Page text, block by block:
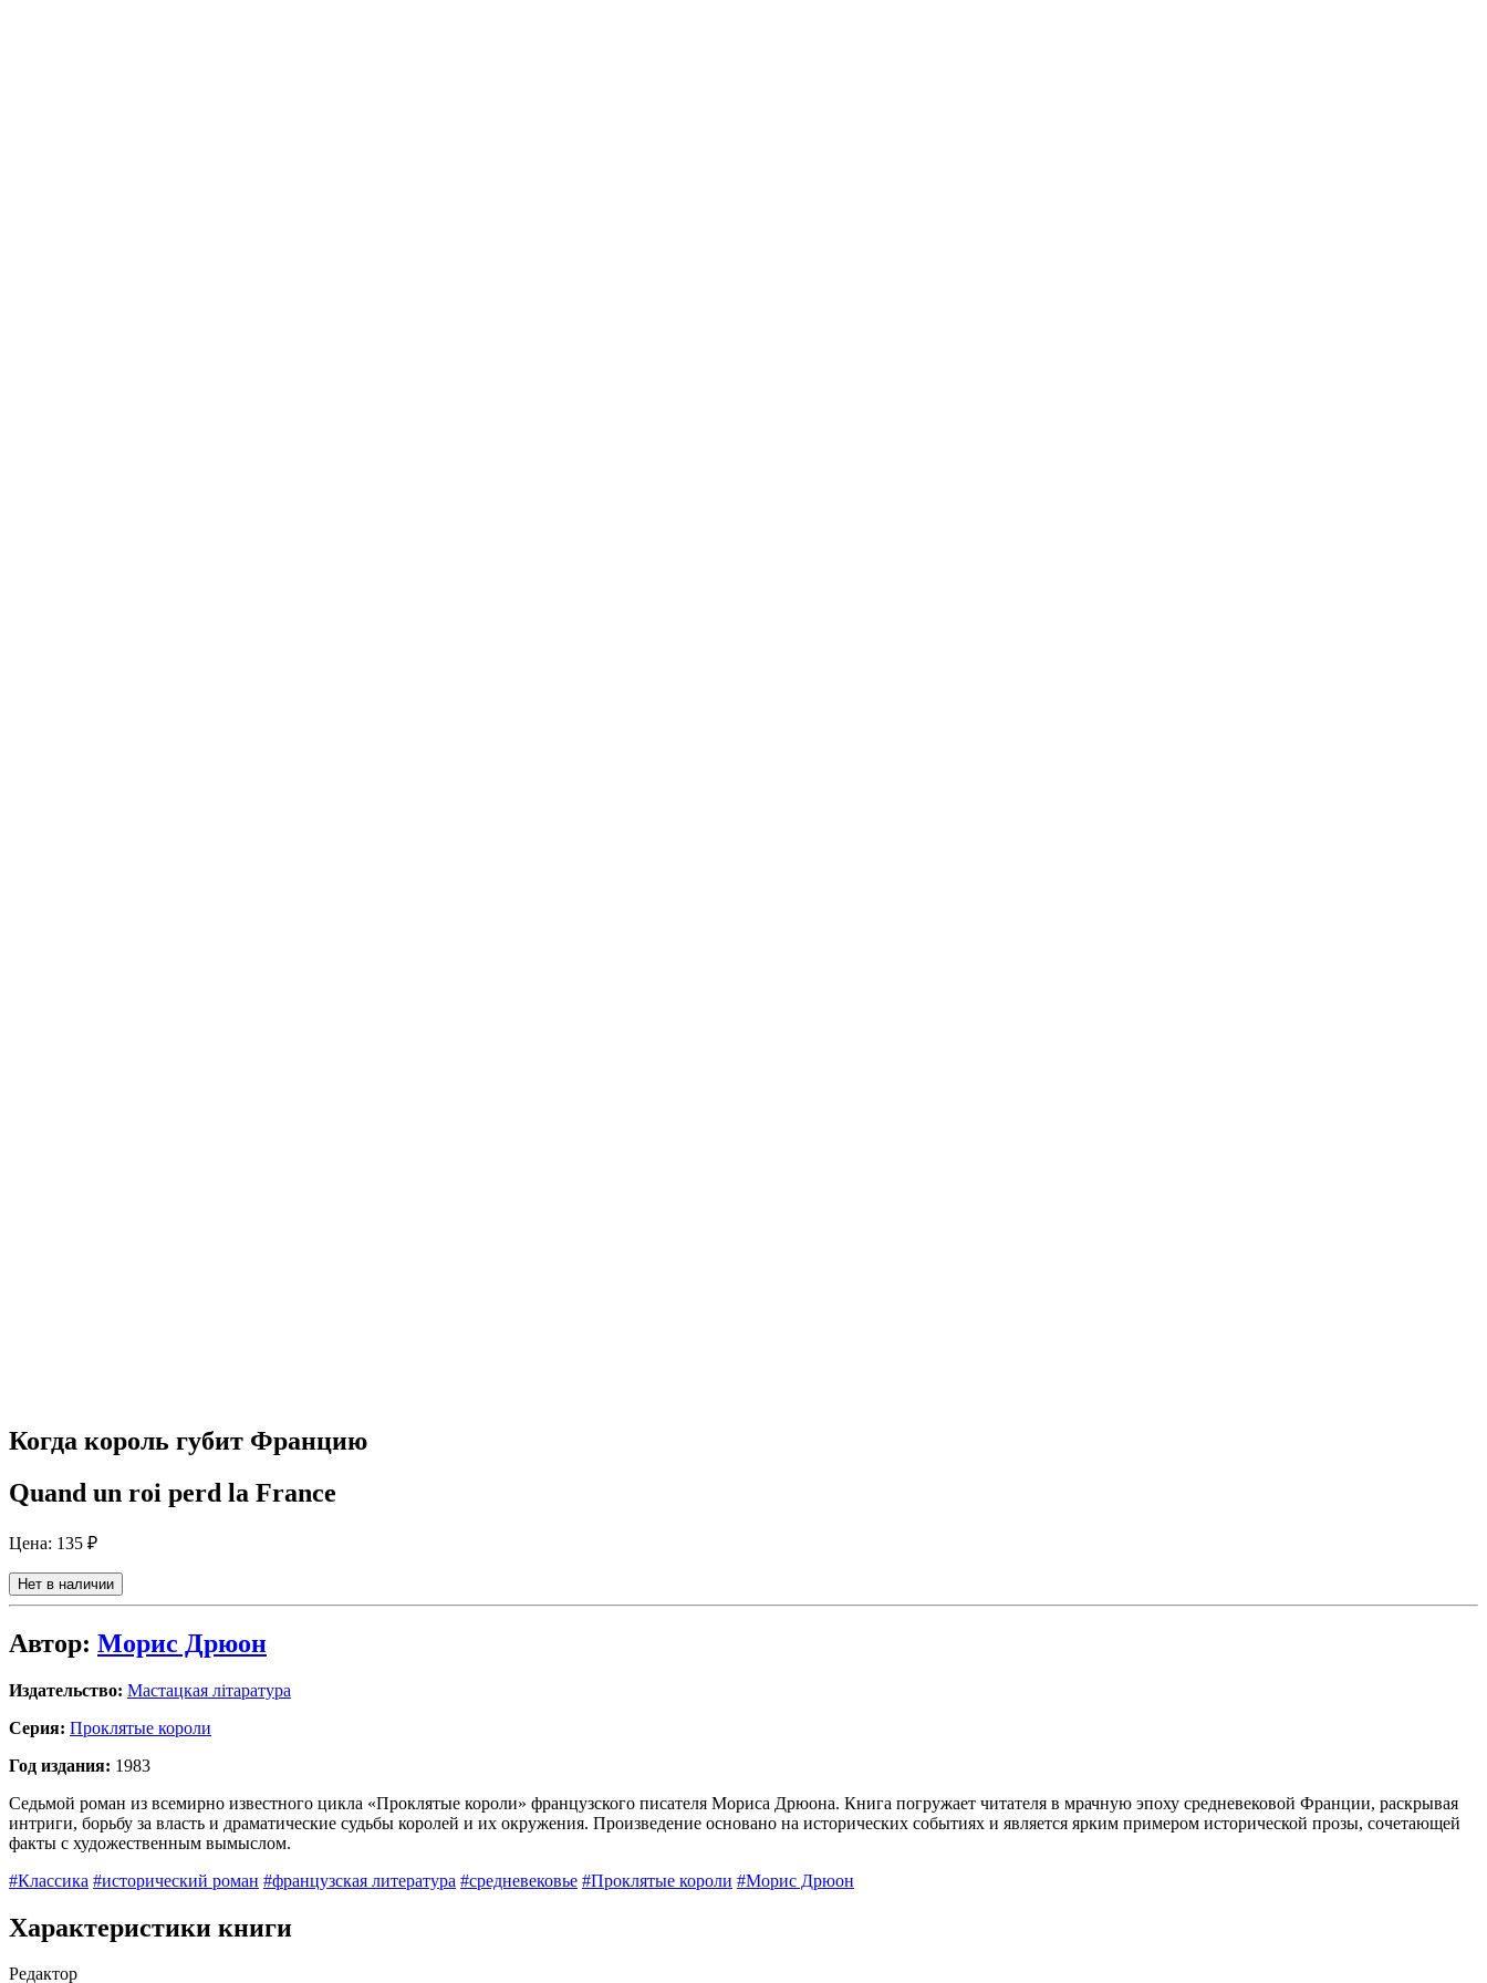
Когда король губит Францию
Quand un roi perd la France
Цена: 135 ₽
Нет в наличии
Автор: Морис Дрюон
Издательство: Мастацкая літаратура
Серия: Проклятые короли
Год издания: 1983
Седьмой роман из всемирно известного цикла «Проклятые короли» французского писателя Мориса Дрюона. Книга погружает читателя в мрачную эпоху средневековой Франции, раскрывая
интриги, борьбу за власть и драматические судьбы королей и их окружения. Произведение основано на исторических событиях и является ярким примером исторической прозы, сочетающей
факты с художественным вымыслом.
#Классика #исторический роман #французская литература #средневековье #Проклятые короли #Морис Дрюон
Характеристики книги
Редактор